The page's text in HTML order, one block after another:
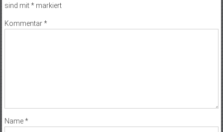
sind mit*markiert
Kommentar*
Name*